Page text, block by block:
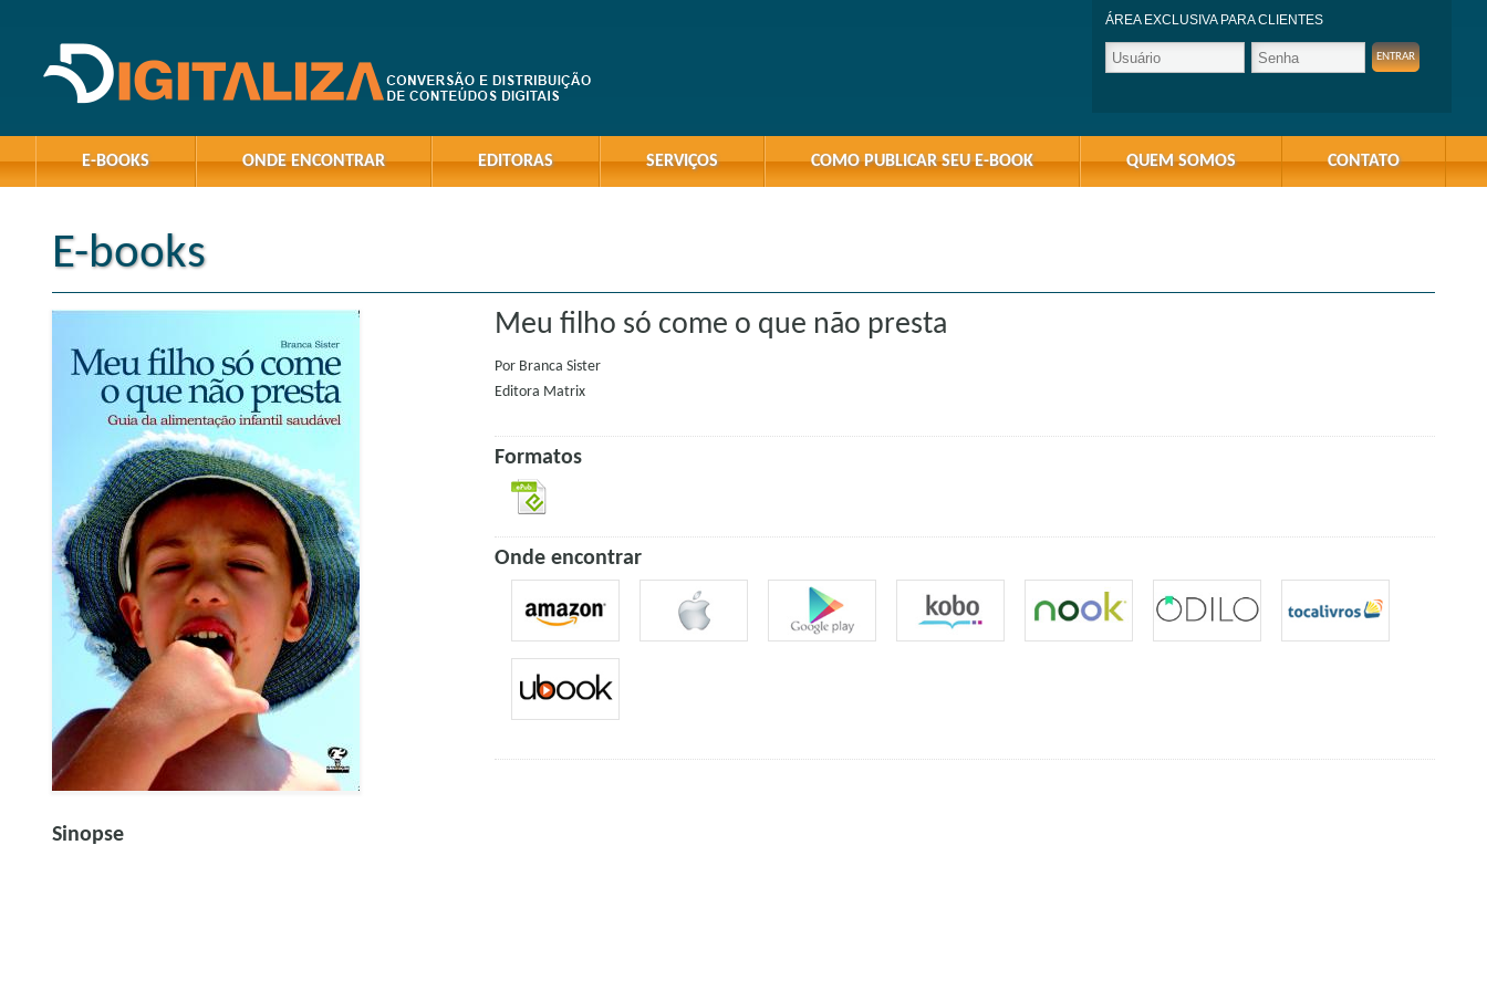
ÁREA EXCLUSIVA PARA CLIENTES
E-BOOKS ONDE ENCONTRAR EDITORAS SERVIÇOS COMO PUBLICAR SEU E-BOOK QUEM SOMOS CONTATO
E-books
Meu filho só come o que não presta
Por Branca Sister
Editora Matrix
Formatos
Onde encontrar
Sinopse